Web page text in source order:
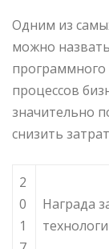
Одним из
можно
программного
процессов
значительно
снизить
2
0
1
Награда